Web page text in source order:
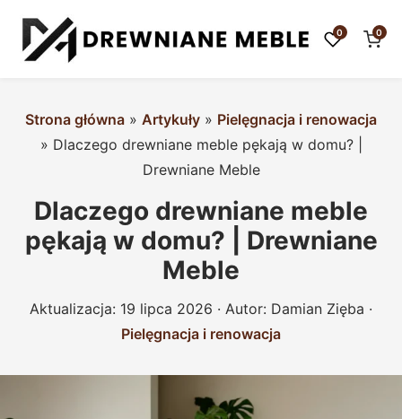
0 0
Strona główna » Artykuły » Pielęgnacja i renowacja
» Dlaczego drewniane meble pękają w domu? |
Drewniane Meble
Dlaczego drewniane meble
pękają w domu? | Drewniane
Meble
Aktualizacja: 19 lipca 2026 · Autor: Damian Zięba ·
Pielęgnacja i renowacja